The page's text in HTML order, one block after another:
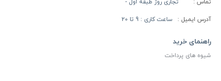
تماس : تجاری روژ طبقه اول -
آدرس ایمیل : ساعت کاری : 9 تا 20
راهنمای خرید
شیوه های پرداخت